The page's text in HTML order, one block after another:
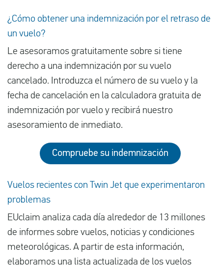
¿Cómo obtener una indemnización por el retraso de
un vuelo?
Le asesoramos gratuitamente sobre si tiene
derecho a una indemnización por su vuelo
cancelado. Introduzca el número de su vuelo y la
fecha de cancelación en la calculadora gratuita de
indemnización por vuelo y recibirá nuestro
asesoramiento de inmediato.
Compruebe su indemnización
Vuelos recientes con Twin Jet que experimentaron
problemas
EUclaim analiza cada día alrededor de 13 millones
de informes sobre vuelos, noticias y condiciones
meteorológicas. A partir de esta información,
elaboramos una lista actualizada de los vuelos